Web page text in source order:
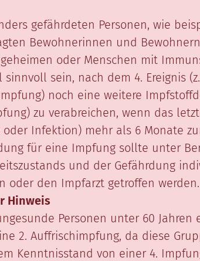
gefährdeten Personen, wie
Bewohnerinnen und
oder Menschen mit
sein, nach dem 4. Ereignis
noch eine weitere
zu verabreichen, wenn das
Infektion) mehr als 6 Monate
für eine Impfung sollte unter
und der Gefährdung
oder den Impfarzt getroffen werden.
Hinweis
Personen unter 60 Jahren
2. Auffrischimpfung, da diese
Kenntnisstand von einer 4.